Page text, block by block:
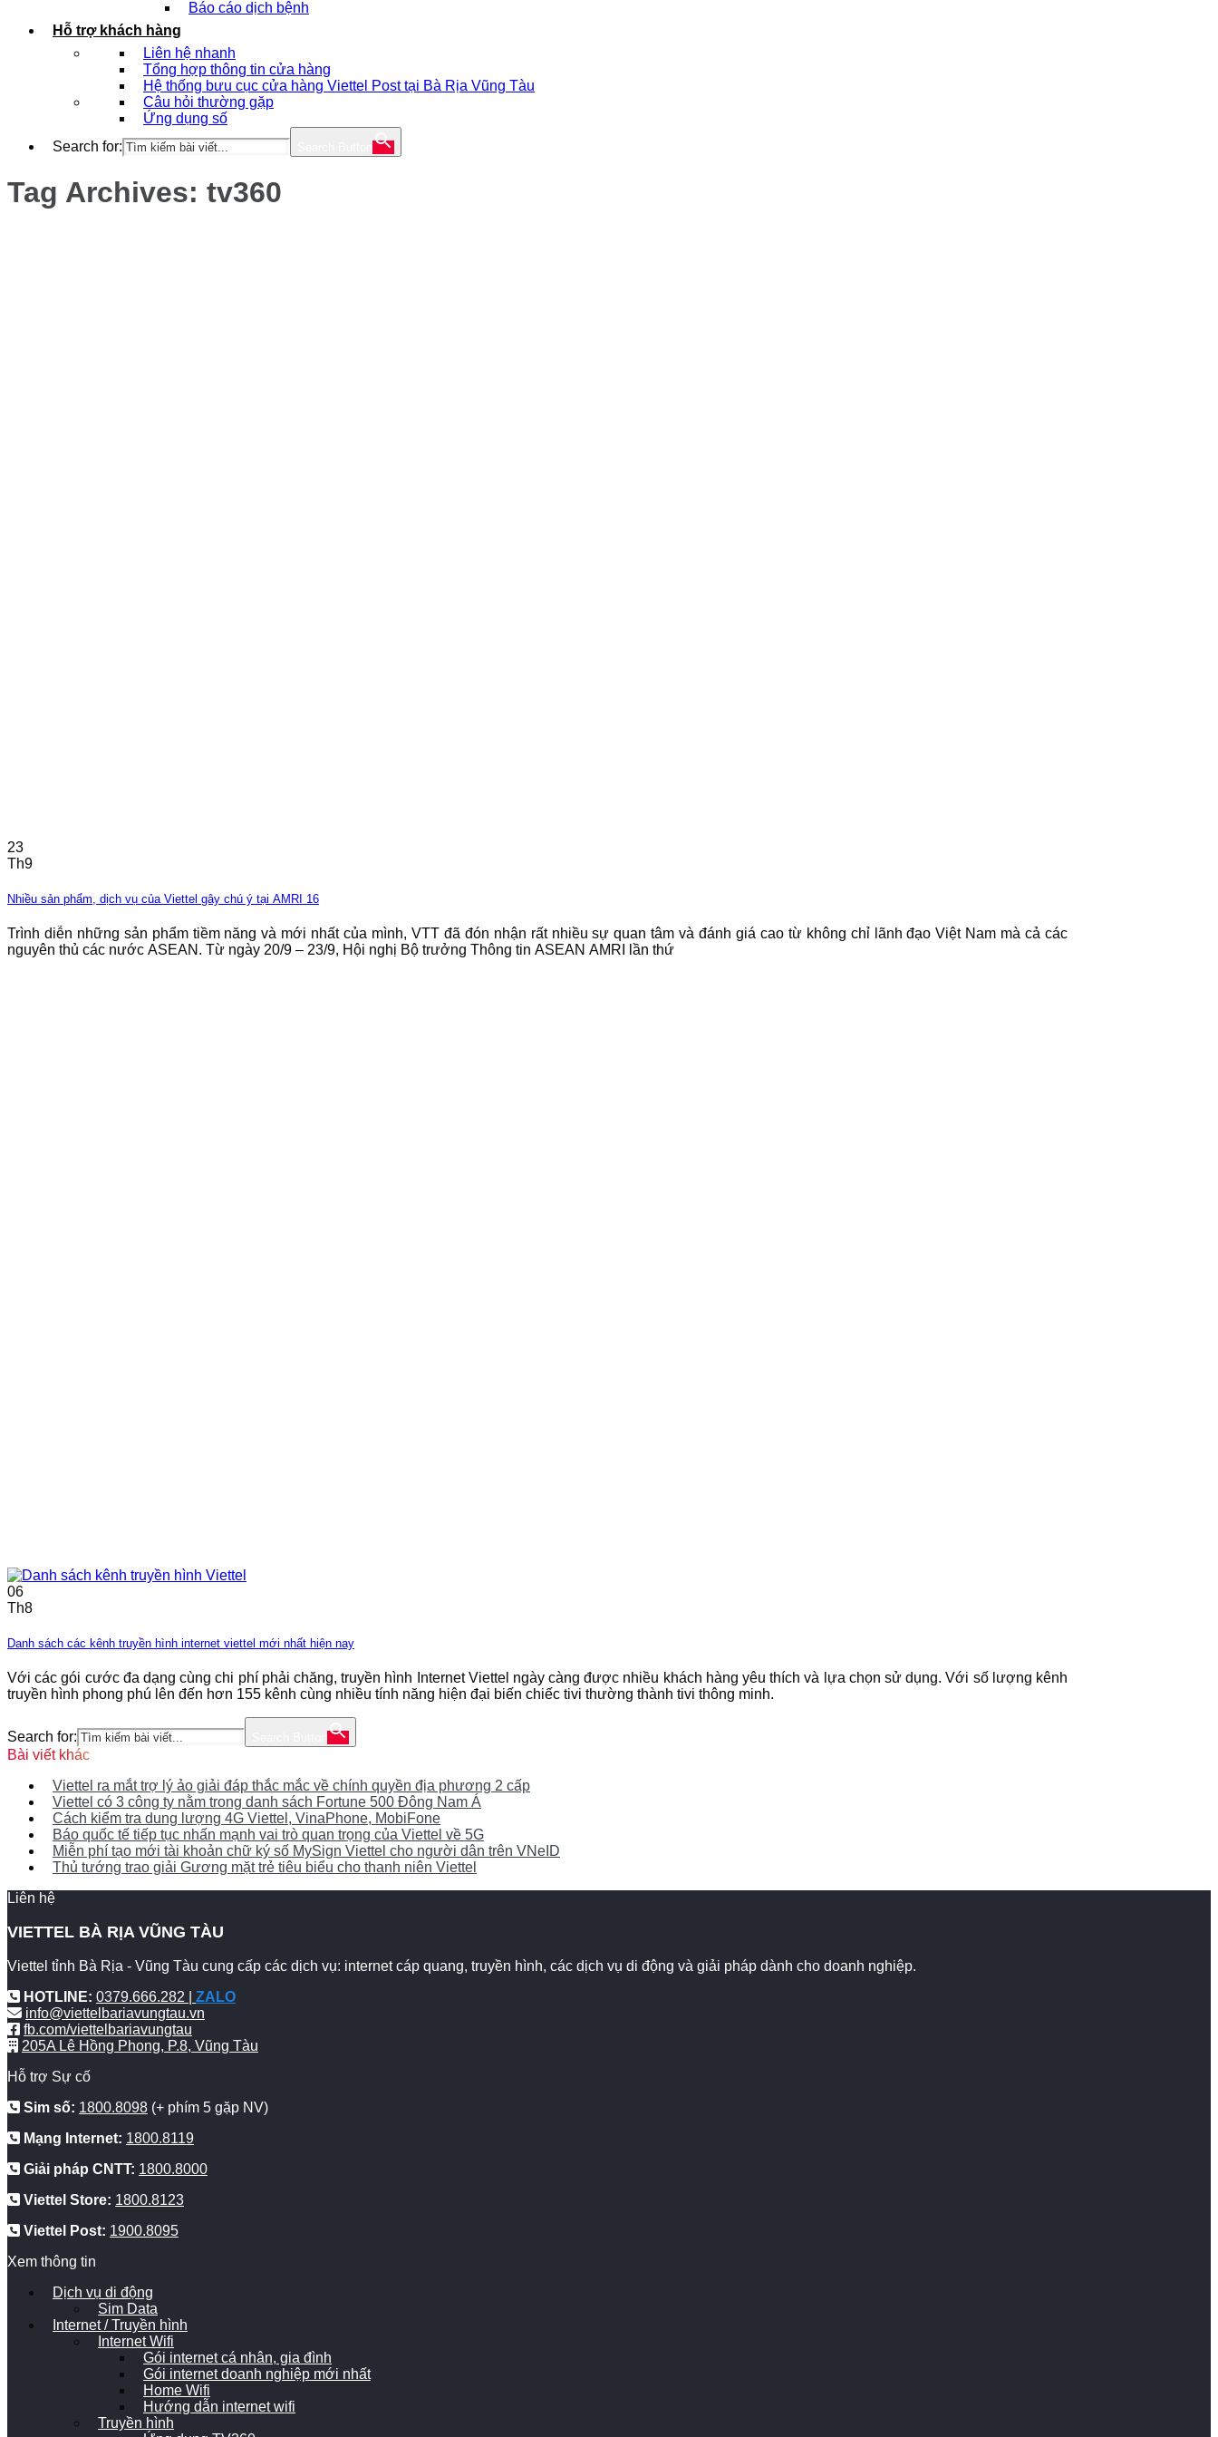
Báo cáo dịch bệnh
Hỗ trợ khách hàng
Liên hệ nhanh
Tổng hợp thông tin cửa hàng
Hệ thống bưu cục cửa hàng Viettel Post tại Bà Rịa Vũng Tàu
Câu hỏi thường gặp
Ứng dụng số
Search for:
Tag Archives: tv360
23
Th9
Nhiều sản phẩm, dịch vụ của Viettel gây chú ý tại AMRI 16
Trình diễn những sản phẩm tiềm năng và mới nhất của mình, VTT đã đón nhận rất nhiều sự quan tâm và đánh giá cao từ không chỉ lãnh đạo Việt Nam mà cả các
nguyên thủ các nước ASEAN. Từ ngày 20/9 – 23/9, Hội nghị Bộ trưởng Thông tin ASEAN AMRI lần thứ
06
Th8
Danh sách các kênh truyền hình internet viettel mới nhất hiện nay
Với các gói cước đa dạng cùng chi phí phải chăng, truyền hình Internet Viettel ngày càng được nhiều khách hàng yêu thích và lựa chọn sử dụng. Với số lượng kênh
truyền hình phong phú lên đến hơn 155 kênh cùng nhiều tính năng hiện đại biến chiếc tivi thường thành tivi thông minh.
Search for:
Bài viết khác
Viettel ra mắt trợ lý ảo giải đáp thắc mắc về chính quyền địa phương 2 cấp
Viettel có 3 công ty nằm trong danh sách Fortune 500 Đông Nam Á
Cách kiểm tra dung lượng 4G Viettel, VinaPhone, MobiFone
Báo quốc tế tiếp tục nhấn mạnh vai trò quan trọng của Viettel về 5G
Miễn phí tạo mới tài khoản chữ ký số MySign Viettel cho người dân trên VNeID
Thủ tướng trao giải Gương mặt trẻ tiêu biểu cho thanh niên Viettel
Liên hệ
VIETTEL BÀ RỊA VŨNG TÀU
Viettel tỉnh Bà Rịa - Vũng Tàu cung cấp các dịch vụ: internet cáp quang, truyền hình, các dịch vụ di động và giải pháp dành cho doanh nghiệp.
HOTLINE: 0379.666.282 | ZALO
info@viettelbariavungtau.vn
fb.com/viettelbariavungtau
205A Lê Hồng Phong, P.8, Vũng Tàu
Hỗ trợ Sự cố
Sim số: 1800.8098 (+ phím 5 gặp NV)
Mạng Internet: 1800.8119
Giải pháp CNTT: 1800.8000
Viettel Store: 1800.8123
Viettel Post: 1900.8095
Xem thông tin
Dịch vụ di động
Sim Data
Internet / Truyền hình
Internet Wifi
Gói internet cá nhân, gia đình
Gói internet doanh nghiệp mới nhất
Home Wifi
Hướng dẫn internet wifi
Truyền hình